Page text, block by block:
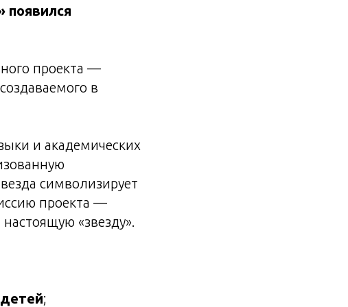
появился
проекта —
в
и академических
символизирует
проекта —
«звезду».
;